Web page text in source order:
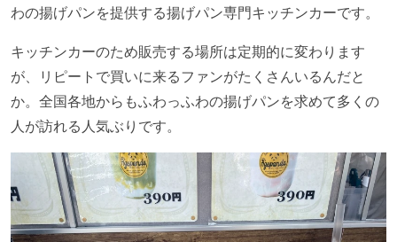
わの揚げパンを提供する揚げパン専門キッチンカーです。
キッチンカーのため販売する場所は定期的に変わります
が、リピートで買いに来るファンがたくさんいるんだと
か。全国各地からもふわっふわの揚げパンを求めて多くの
人が訪れる人気ぶりです。